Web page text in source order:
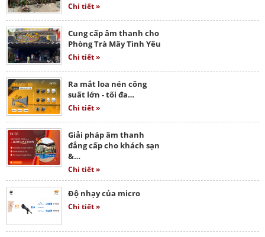
Chi tiết »
Cung cấp âm thanh cho
Phòng Trà Mây Tình Yêu
Chi tiết »
Ra mắt loa nén công
suất lớn - tối đa…
Chi tiết »
Giải pháp âm thanh
đẳng cấp cho khách sạn
&…
Chi tiết »
Độ nhạy của micro
Chi tiết »